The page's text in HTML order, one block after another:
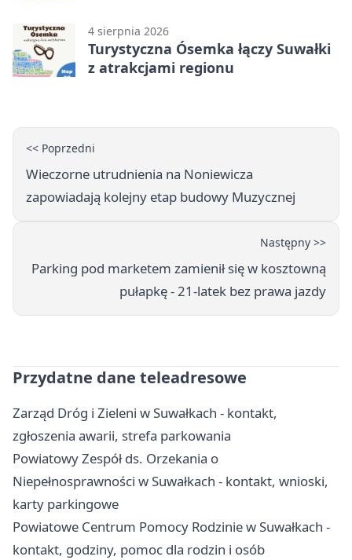
4 sierpnia 2026
Turystyczna Ósemka łączy Suwałki
z atrakcjami regionu
<< Poprzedni
Wieczorne utrudnienia na Noniewicza
zapowiadają kolejny etap budowy Muzycznej
Następny >>
Parking pod marketem zamienił się w kosztowną
pułapkę - 21-latek bez prawa jazdy
Przydatne dane teleadresowe
Zarząd Dróg i Zieleni w Suwałkach - kontakt,
zgłoszenia awarii, strefa parkowania
Powiatowy Zespół ds. Orzekania o
Niepełnosprawności w Suwałkach - kontakt, wnioski,
karty parkingowe
Powiatowe Centrum Pomocy Rodzinie w Suwałkach -
kontakt, godziny, pomoc dla rodzin i osób